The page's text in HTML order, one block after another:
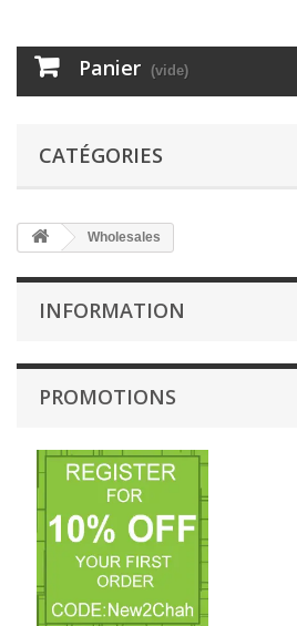
Panier (vide)
CATÉGORIES
Wholesales
INFORMATION
PROMOTIONS